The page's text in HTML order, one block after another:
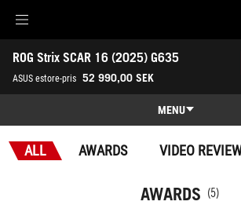
Accessibility links
Skip to content
Accessibility Help
Skip to Menu
ASUS Footer
ROG Strix SCAR 16 (2025) G635
-
Awards
ASUS estore-pris 52 990,00 SEK
MENU
Features
ALL AWARDS VIDEO
AWARDS (5)